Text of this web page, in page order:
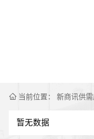
当前位置： 新商讯供
暂无数据